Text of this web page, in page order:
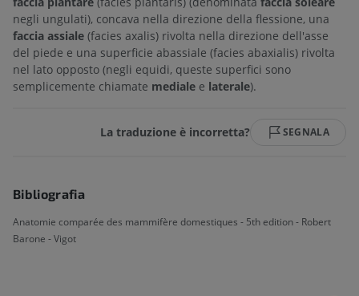
negli ungulati), concava nella direzione della flessione, una
faccia assiale (facies axalis) rivolta nella direzione dell'asse
del piede e una superficie abassiale (facies abaxialis) rivolta
nel lato opposto (negli equidi, queste superfici sono
semplicemente chiamate mediale e laterale).
La traduzione è incorretta? SEGNALA
Bibliografia
Anatomie comparée des mammifère domestiques - 5th edition - Robert
Barone - Vigot